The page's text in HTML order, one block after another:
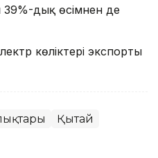
39%-дық өсімнен де
көліктері экспорты
Қытай